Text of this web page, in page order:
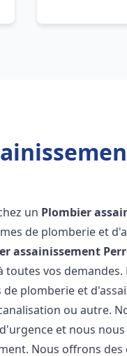
un Plombier
de plomberie et
assainissement
toutes vos
de plomberie et
ou autre.
et nous
Nous offrons